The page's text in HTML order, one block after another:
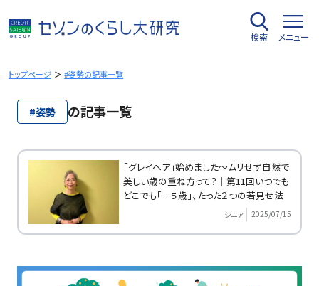
容
を
キ
検索 メニュー
トップページ #姿勢の記事一覧
#姿勢 の記事一覧
「グレイヘア」始めました～ムリせず自然で
美しい歳の重ね方って？｜第11回いつでも
どこでも「－５歳」、たった２つの若見せ法
シニア 2025/07/15